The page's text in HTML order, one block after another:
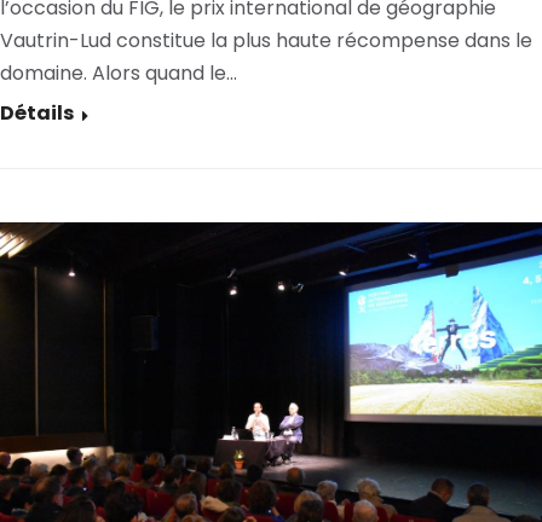
l’occasion du FIG, le prix international de géographie
Vautrin-Lud constitue la plus haute récompense dans le
domaine. Alors quand le…
Détails